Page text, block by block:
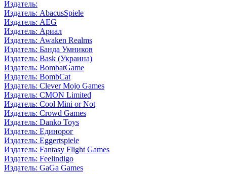
Издатель:
Издатель: AbacusSpiele
Издатель: AEG
Издатель: Ариал
Издатель: Awaken Realms
Издатель: Банда Умников
Издатель: Bask (Украина)
Издатель: BombatGame
Издатель: BombCat
Издатель: Clever Mojo Games
Издатель: CMON Limited
Издатель: Cool Mini or Not
Издатель: Crowd Games
Издатель: Danko Toys
Издатель: Единорог
Издатель: Eggertspiele
Издатель: Fantasy Flight Games
Издатель: Feelindigo
Издатель: GaGa Games